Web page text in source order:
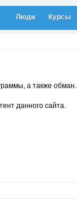
Люди Курсы
а также обман.
данного сайта.